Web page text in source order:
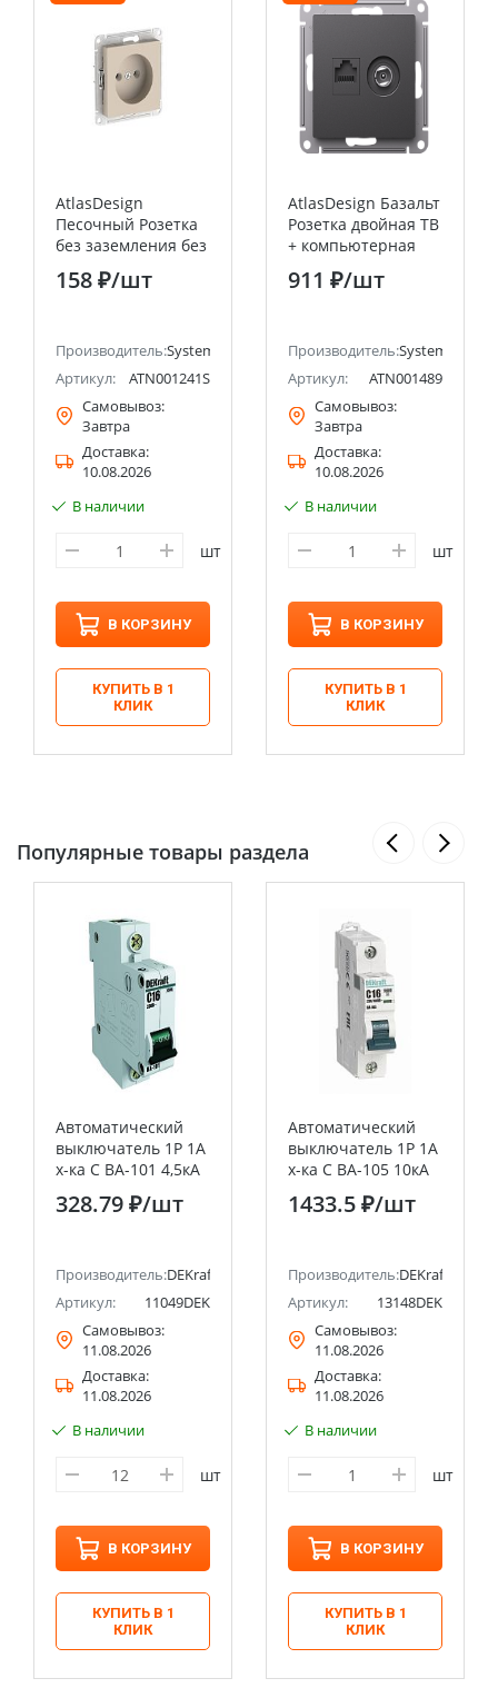
(ранее Schneider Electric)
AtlasDesign
Песочный Розетка
без заземления без
шторок, 16А, мех.,
быстрозажим.
158 ₽/шт
Производитель:Systeme Electric (ранее Schneider Electric)
Артикул:
ATN001241S
Самовывоз:
Завтра
Доставка:
10.08.2026
В наличии
шт
В КОРЗИНУ
КУПИТЬ В 1
КЛИК
AtlasDesign Базальт
Розетка двойная ТВ
+ компьютерная
RJ45, кат. 5Е
Systeme Electric
911 ₽/шт
Производитель:Systeme
Артикул:
ATN001489
Самовывоз:
Завтра
Доставка:
10.08.2026
В наличии
шт
В КОРЗИНУ
КУПИТЬ В 1
КЛИК
Популярные товары раздела
Автоматический
выключатель 1Р 1А
х-ка C ВА-101 4,5кА
328.79 ₽/шт
Производитель:DEKraft
Артикул:
11049DEK
Самовывоз:
11.08.2026
Доставка:
11.08.2026
В наличии
шт
В КОРЗИНУ
КУПИТЬ В 1
КЛИК
Автоматический
выключатель 1P 1A
х-ка C ВА-105 10кА
1433.5 ₽/шт
Производитель:DEKraft
Артикул:
13148DEK
Самовывоз:
11.08.2026
Доставка:
11.08.2026
В наличии
шт
В КОРЗИНУ
КУПИТЬ В 1
КЛИК